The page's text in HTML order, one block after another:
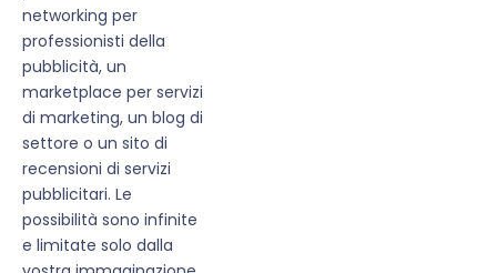
networking per
professionisti della
pubblicità, un
marketplace per servizi
di marketing, un blog di
settore o un sito di
recensioni di servizi
pubblicitari. Le
possibilità sono infinite
e limitate solo dalla